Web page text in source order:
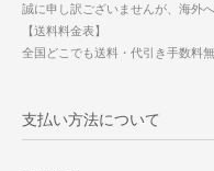
誠に申し訳ございませんが、海外
【送料料金表】
全国どこでも送料・代引き手数料
支払い方法について